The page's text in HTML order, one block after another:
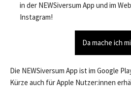
in der NEWSiversum App und im
Instagram!
Da mache ich
Die NEWSiversum App ist im Google
Kürze auch für Apple Nutzer:innen